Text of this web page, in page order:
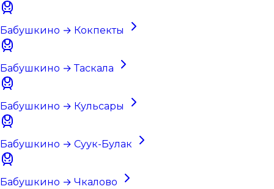
Бабушкино → Кокпекты
Бабушкино → Таскала
Бабушкино → Кульсары
Бабушкино → Суук-Булак
Бабушкино → Чкалово